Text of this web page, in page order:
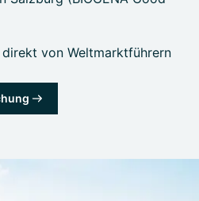
von Weltmarktführern